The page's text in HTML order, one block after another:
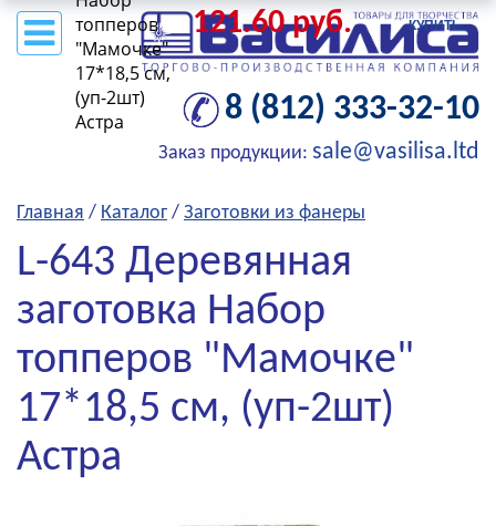
8 (812) 333-32-10
Заказ продукции: sale@vasilisa.ltd
Главная / Каталог / Заготовки из фанеры
L-643 Деревянная
заготовка Набор
топперов "Мамочке"
17*18,5 см, (уп-2шт)
Астра
топперов
"Мамочке"
17*18,5 см,
(уп-2шт)
Астра
121.60 руб. КУПИТЬ